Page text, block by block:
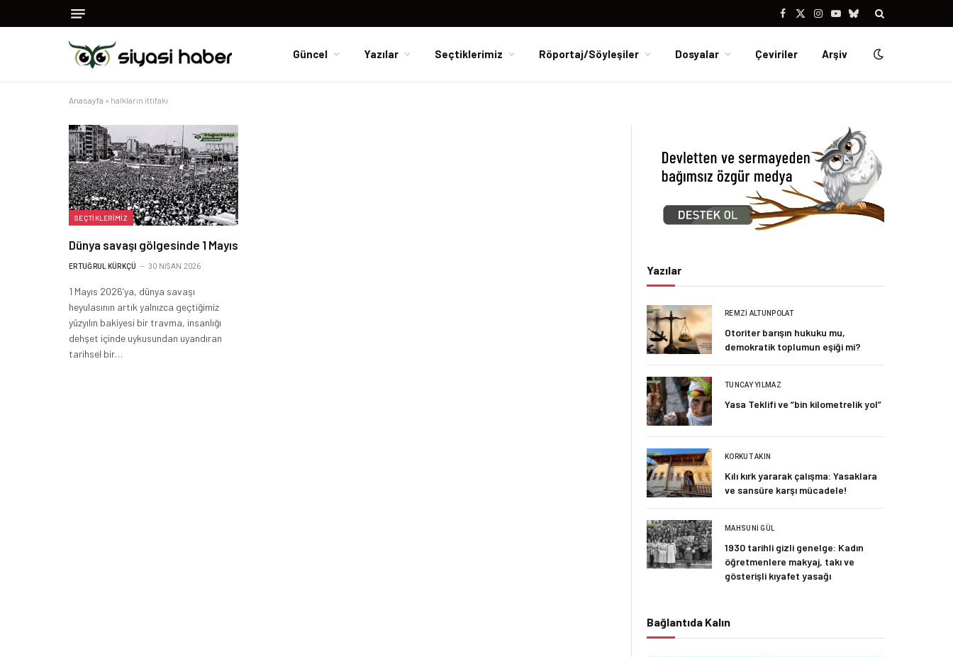
Facebook
X
Instagram
YouTubeBluesky
Güncel Yazılar Seçtiklerimiz Röportaj/Söyleşiler Dosyalar Çeviriler Arşiv
Anasayfa » halkların ittifakı
SEÇTIKLERIMIZ
Dünya savaşı gölgesinde 1 Mayıs
ERTUĞRUL KÜRKÇÜ 30 NISAN 2026
1 Mayıs 2026’ya, dünya savaşı
heyulasının artık yalnızca geçtiğimiz
yüzyılın bakiyesi bir travma, insanlığı
dehşet içinde uykusundan uyandıran
tarihsel bir…
Yazılar
REMZI ALTUNPOLAT
Otoriter barışın hukuku mu,
demokratik toplumun eşiği mi?
TUNCAY YILMAZ
Yasa Teklifi ve “bin kilometrelik yol”
KORKUT AKIN
Kılı kırk yararak çalışma: Yasaklara
ve sansüre karşı mücadele!
MAHSUNI GÜL
1930 tarihli gizli genelge: Kadın
öğretmenlere makyaj, takı ve
gösterişli kıyafet yasağı
Bağlantıda Kalın